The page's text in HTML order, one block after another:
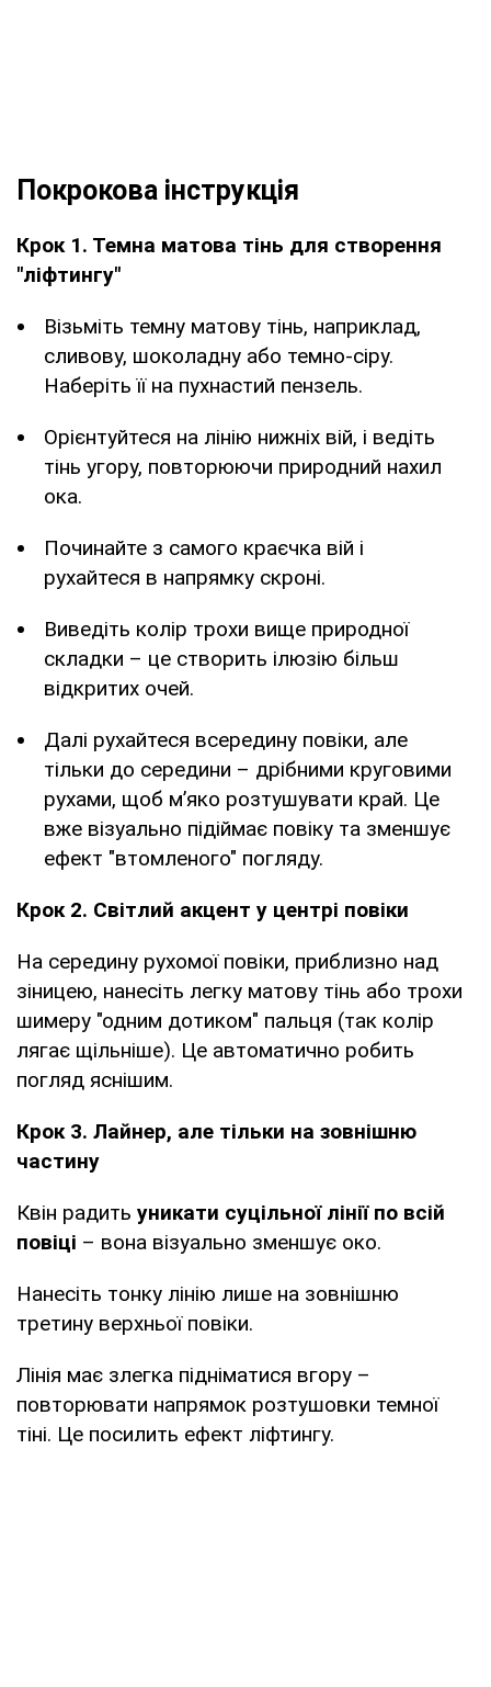
Покрокова інструкція
Крок 1. Темна матова тінь для створення
"ліфтингу"
Візьміть темну матову тінь, наприклад,
сливову, шоколадну або темно-сіру.
Наберіть її на пухнастий пензель.
Орієнтуйтеся на лінію нижніх вій, і ведіть
тінь угору, повторюючи природний нахил
ока.
Починайте з самого краєчка вій і
рухайтеся в напрямку скроні.
Виведіть колір трохи вище природної
складки – це створить ілюзію більш
відкритих очей.
Далі рухайтеся всередину повіки, але
тільки до середини – дрібними круговими
рухами, щоб м’яко розтушувати край. Це
вже візуально підіймає повіку та зменшує
ефект "втомленого" погляду.
Крок 2. Світлий акцент у центрі повіки
На середину рухомої повіки, приблизно над
зіницею, нанесіть легку матову тінь або трохи
шимеру "одним дотиком" пальця (так колір
лягає щільніше). Це автоматично робить
погляд яснішим.
Крок 3. Лайнер, але тільки на зовнішню
частину
Квін радить уникати суцільної лінії по всій
повіці – вона візуально зменшує око.
Нанесіть тонку лінію лише на зовнішню
третину верхньої повіки.
Лінія має злегка підніматися вгору –
повторювати напрямок розтушовки темної
тіні. Це посилить ефект ліфтингу.